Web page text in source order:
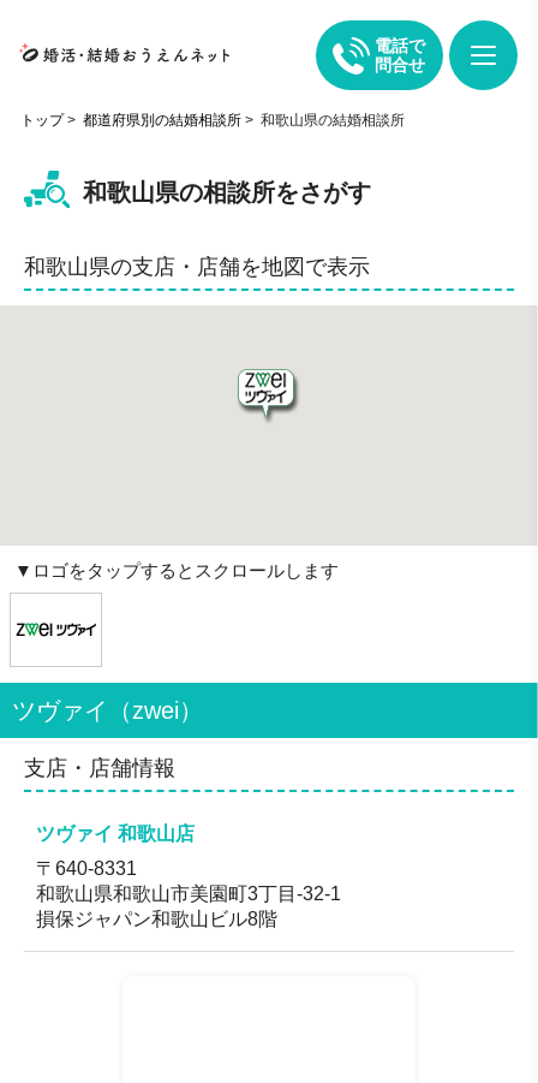
電話で
問合せ
トップ> 都道府県別の結婚相談所 > 和歌山県の結婚相談所
和歌山県の相談所をさがす
和歌山県の支店・店舗を地図で表示
▼ロゴをタップするとスクロールします
ツヴァイ（zwei）
支店・店舗情報
ツヴァイ 和歌山店
〒640-8331
和歌山県和歌山市美園町3丁目-32-1
損保ジャパン和歌山ビル8階